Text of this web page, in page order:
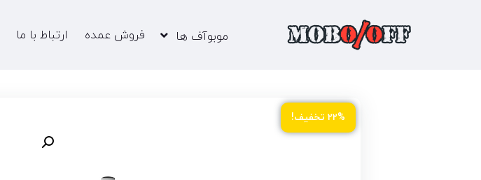
موبوآف ها فروش عمده ارتباط با ما
۲۲% تخفیف!